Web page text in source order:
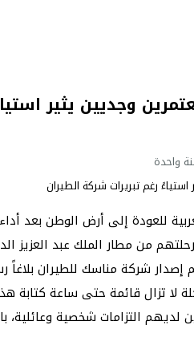
وجديين يثير
واحدة
للعودة إلى أرض الوطن بعد
من مطار الملك عبد العزيز
عودتهم في 10 ابريل 2025 ورغم إصدار شركة مناسك
لا تزال قائمة حتى ساعة كتابة
التزامات شخصية وعائلية،